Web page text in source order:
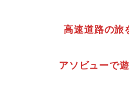
高速道路の旅
アソビューで